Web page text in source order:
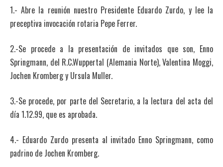
1.- Abre la reunión nuestro Presidente Eduardo Zurdo, y lee la
preceptiva invocación rotaria Pepe Ferrer.
2.-Se procede a la presentación de invitados que son, Enno
Springmann, del R.C.Wuppertal (Alemania Norte), Valentina Moggi,
Jochen Kromberg y Ursula Muller.
3.-Se procede, por parte del Secretario, a la lectura del acta del
día 1.12.99, que es aprobada.
4.- Eduardo Zurdo presenta al invitado Enno Springmann, como
padrino de Jochen Kromberg.